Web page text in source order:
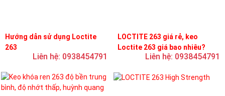
Hướng dẫn sử dụng Loctite
263
Liên hệ: 0938454791
LOCTITE 263 giá rẻ, keo
Loctite 263 giá bao nhiêu?
Liên hệ: 0938454791